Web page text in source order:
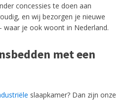
concessies te doen aan
en wij bezorgen je nieuwe
je ook woont in Nederland.
met een
slaapkamer? Dan zijn onze